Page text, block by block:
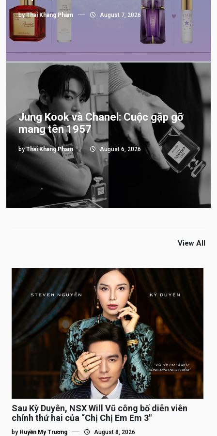
byThai Khang Pham August 7, 2026
Jung Kook và Chanel: Cuộc gặp gỡ
mang tên 1957
byThai Khang Pham August 6, 2026
View All
Sau Kỳ Duyên, NSX Will Vũ công bố diễn viên
chính thứ hai của “Chị Chị Em Em 3″
by Huyền My Trương August 8, 2026